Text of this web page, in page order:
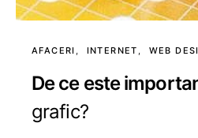
AFACERI INTERNET WEB
De ce este
grafic?